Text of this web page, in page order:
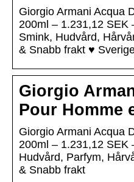
Giorgio Armani Acqua
200ml – 1.231,12 SEK
Smink, Hudvård,
& Snabb frakt ♥
Giorgio
Pour Homme
Giorgio Armani Acqua
200ml – 1.231,12 SEK
Hudvård, Parfym,
& Snabb frakt